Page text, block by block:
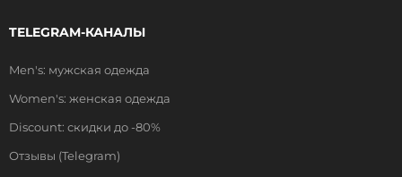
TELEGRAM-КАНАЛЫ
Men's: мужская одежда
Women's: женская одежда
Discount: скидки до -80%
Отзывы (Telegram)